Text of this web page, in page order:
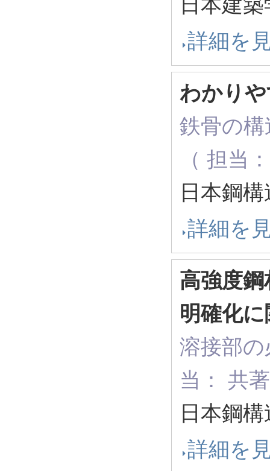
詳細を
わかり
鉄骨の
（ 担当
日本鋼
詳細を
高強度
明確化
溶接部
当： 共
日本鋼
詳細を